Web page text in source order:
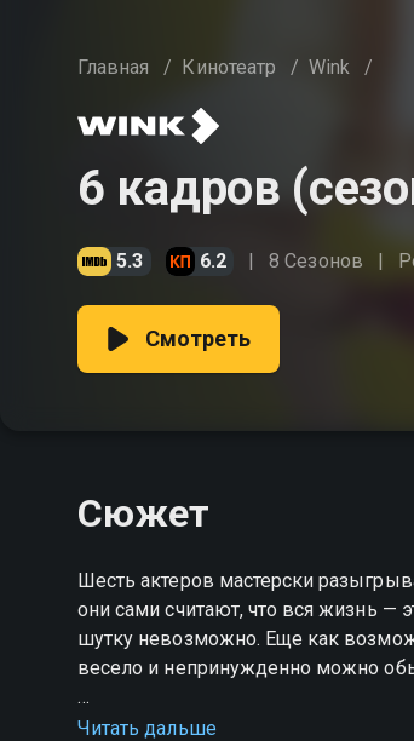
Главная / Кинотеатр / Wink /
6 кадров
5.3 6.2 8 Сезонов
Смотреть
Сюжет
Шесть актеров мастерски
они сами считают, что вся жизнь —
шутку невозможно. Еще как
весело и непринужденно можно
Посмотреть онлайн 1 сезон
Читать дальше